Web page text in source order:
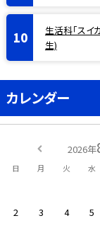
生活科「スイ
生)
カレンダー
2026年
日 月 火 水
2
3 4 5